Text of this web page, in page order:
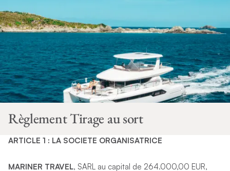
Règlement Tirage au sort
ARTICLE 1 : LA SOCIETE ORGANISATRICE
MARINER TRAVEL, SARL au capital de 264.000,00 EUR,